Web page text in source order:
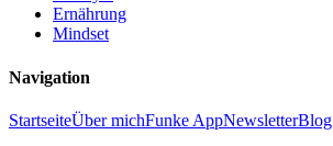
Ernährung
Mindset
Navigation
StartseiteÜber michFunke AppNewsletterBlog